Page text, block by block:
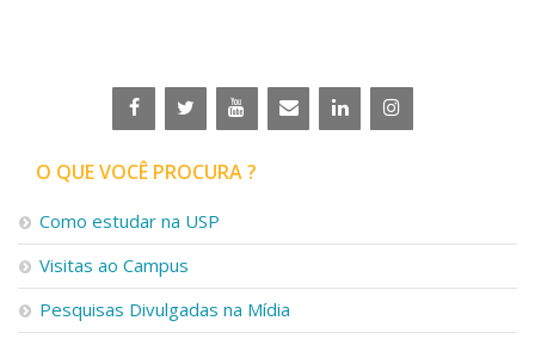
O QUE VOCÊ PROCURA ?
Como estudar na USP
Visitas ao Campus
Pesquisas Divulgadas na Mídia